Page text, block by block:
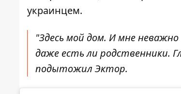
украинцем.
"Здесь мой дом. И мне
даже есть ли родственники.
подытожил Эктор.